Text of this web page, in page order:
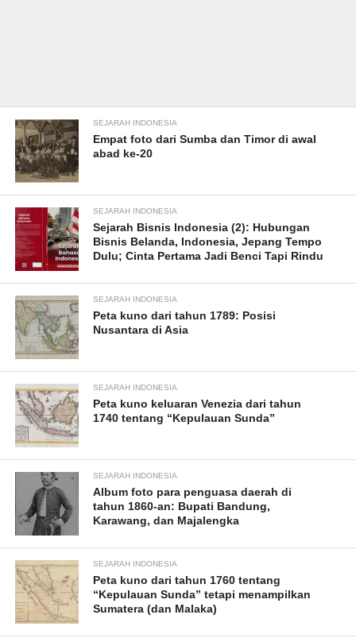
SEJARAH INDONESIA
Empat foto dari Sumba dan Timor di awal
abad ke-20
SEJARAH INDONESIA
Sejarah Bisnis Indonesia (2): Hubungan
Bisnis Belanda, Indonesia, Jepang Tempo
Dulu; Cinta Pertama Jadi Benci Tapi Rindu
SEJARAH INDONESIA
Peta kuno dari tahun 1789: Posisi
Nusantara di Asia
SEJARAH INDONESIA
Peta kuno keluaran Venezia dari tahun
1740 tentang “Kepulauan Sunda”
SEJARAH INDONESIA
Album foto para penguasa daerah di
tahun 1860-an: Bupati Bandung,
Karawang, dan Majalengka
SEJARAH INDONESIA
Peta kuno dari tahun 1760 tentang
“Kepulauan Sunda” tetapi menampilkan
Sumatera (dan Malaka)